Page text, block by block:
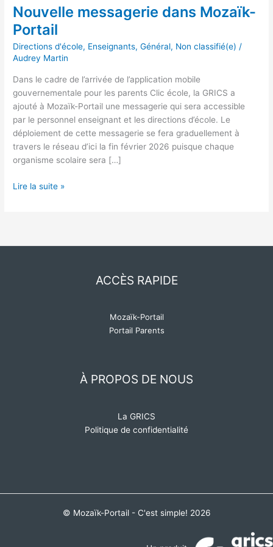
Nouvelle messagerie dans Mozaïk-
Portail
Directions d'école, Enseignants,Général, Non classifié(e) /
Audrey Martin
Dans le cadre de l’arrivée de l’application mobile
gouvernementale pour les parents Clic école, la GRICS a
ajouté à Mozaïk-Portail une messagerie qui sera accessible
par le personnel enseignant et les directions d’école. Le
déploiement de cette messagerie se fera graduellement à
travers le réseau d’ici la fin février 2026 puisque chaque
organisme scolaire sera […]
Lire la suite »
ACCÈS RAPIDE
Mozaïk-Portail
Portail Parents
À PROPOS DE NOUS
La GRICS
Politique de confidentialité
© Mozaïk-Portail - C'est simple! 2026